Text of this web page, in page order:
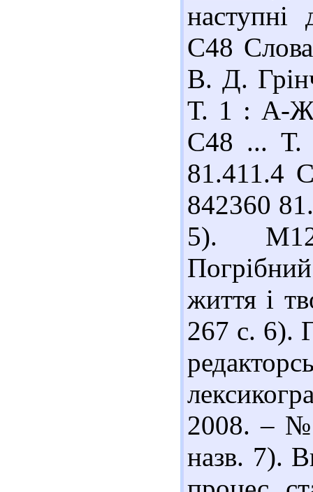
С48
В. Д.
Т. 1 : А-
С48 ... Т.
81.411.4
842360
5).
життя і
267 с. 6).
2008. – №
назв. 7).